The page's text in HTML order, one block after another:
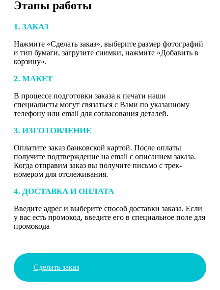
Этапы работы
1. ЗАКАЗ
Нажмите «Сделать заказ», выберите размер фотографий
и тип бумаги, загрузите снимки, нажмите «Добавить в
корзину».
2. МАКЕТ
В процессе подготовки заказа к печати наши
специалисты могут связаться с Вами по указанному
телефону или email для согласования деталей.
3. ИЗГОТОВЛЕНИЕ
Оплатите заказ банковской картой. После оплаты
получите подтверждение на email с описанием заказа.
Когда отправим заказ вы получите письмо с трек-
номером для отслеживания.
4. ДОСТАВКА И ОПЛАТА
Введите адрес и выберите способ доставки заказа. Если
у вас есть промокод, введите его в специальное поле для
промокода
Сделать заказ